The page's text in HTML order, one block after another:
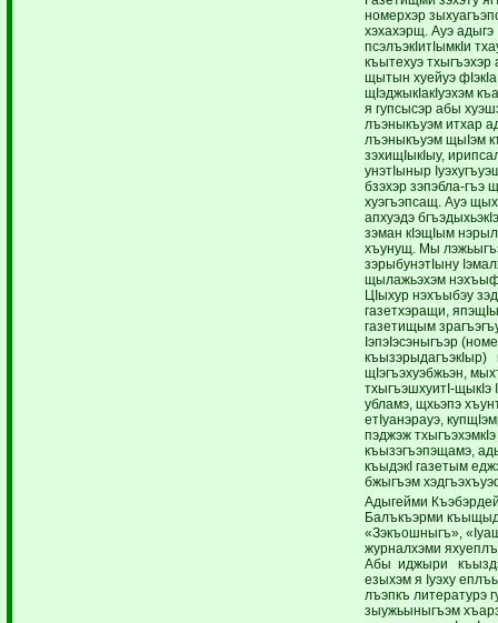
номерхэр
хэхахэрщ. Ауэ адыгэ
псэлъэкIитIымкIи
къытехуэ тхыгъэхэр
щытын хуейуэ фIэкIа
щIэджыкIакIуэхэм
я гупсысэр абы
лъэныкъуэм итхар
лъэныкъуэм щыIэм
зэхищIыкIыу,
унэтIыныр
бзэхэр зэпэбла-гъэ
хуэгъэпсащ. Ауэ
апхуэдэ
зэман кIэщIым
хъунущ. Мы
зэрыбунэтIыну
щылажьэхэм
ЦIыхур нэхъыбэу
газетхэращи,
газетищым
IэпэIэсэныгъэр
къызэрыдагъэкIыр)
щIэгъэхуэбжьэн,
тхыгъэшхуитI-щыкIэ
убламэ, щхьэпэ
етIуанэрауэ,
пэджэж
къызэгъэпэщамэ,
къыдэкI газетым
бжыгъэм
Адыгейми
Балъкъэрми
«Зэкъошныгъ»,
журналхэми
Абы иджыри
езыхэм я Iуэху
лъэпкъ литературэ
зыужьыныгъэм